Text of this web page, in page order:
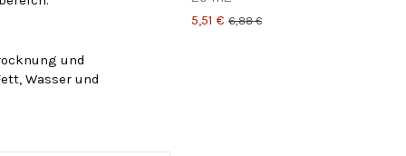
und
Wasser und
5,51 € 6,88 €